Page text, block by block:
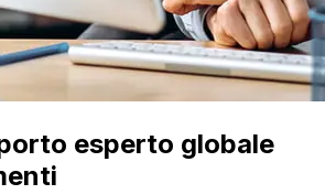
esperto globale